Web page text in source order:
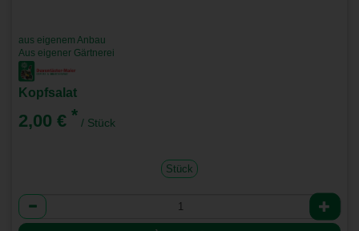
aus eigenem Anbau
Aus eigener Gärtnerei
Kopfsalat
2,00 € * / Stück
Stück
Anzahl